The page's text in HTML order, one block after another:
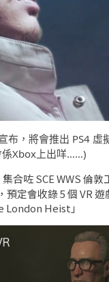
布，將會推出 PS4
係Xbox上出咩……)
合咗 SCE WWS 倫
定會收錄 5 個 VR 遊
London Heist」